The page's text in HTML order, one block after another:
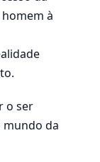
à
o ser
da